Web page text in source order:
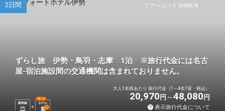
ツアーコード N98478
2日間
ずらし旅 伊勢・鳥羽・志摩 1泊 ※旅行代金には名古
屋-宿泊施設間の交通機関は含まれておりません。
新幹線 ホテル
選べる
1 泊
大人1名様あたり 旅行代金（1～4名1室・税込）
20,970 円 48,080 円
表示旅行代金について